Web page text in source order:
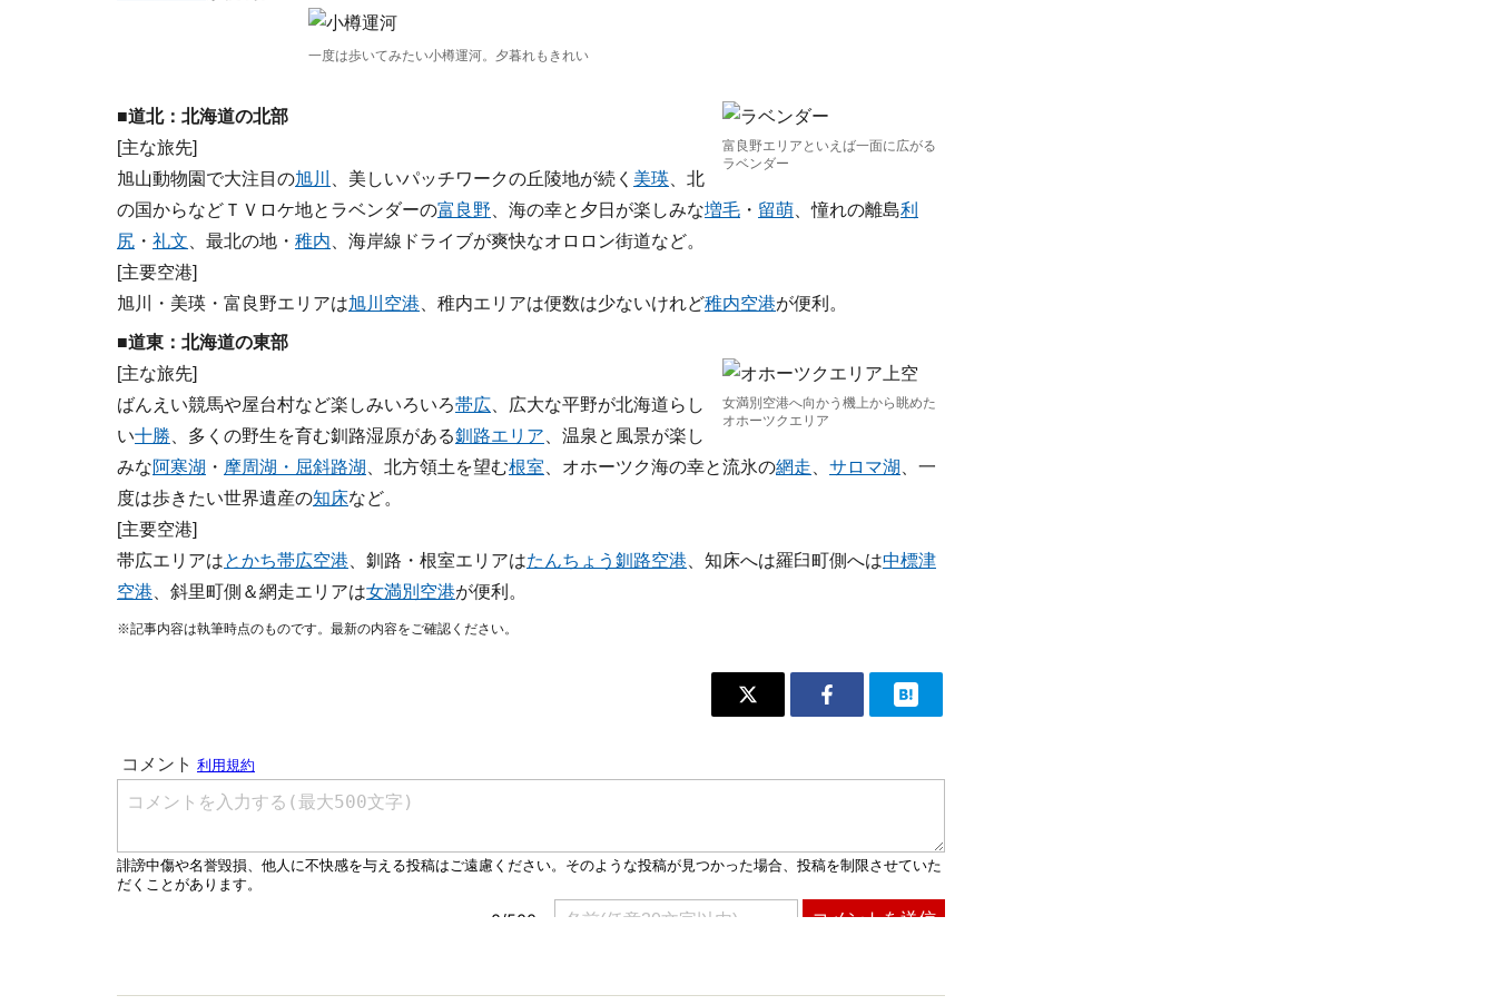
一度は歩いてみたい小樽運河。夕暮れもきれい
■道北：北海道の北部
富良野エリアといえば一面に広がる
ラベンダー
[主な旅先]
旭山動物園で大注目の旭川 、美しいパッチワークの丘陵地が続く 美瑛 、北
の国からなどＴＶロケ地とラベンダーの富良野 、海の幸と夕日が楽しみな増毛 ・ 留萌 、憧れの離島利
尻 ・ 礼文 、最北の地・ 稚内 、海岸線ドライブが爽快なオロロン街道など。
[主要空港]
旭川・美瑛・富良野エリアは旭川空港 、稚内エリアは便数は少ないけれど稚内空港が便利。
■道東：北海道の東部
女満別空港へ向かう機上から眺めた
オホーツクエリア
[主な旅先]
ばんえい競馬や屋台村など楽しみいろいろ帯広 、広大な平野が北海道らし
い十勝 、多くの野生を育む釧路湿原がある釧路エリア 、温泉と風景が楽し
みな阿寒湖 ・ 摩周湖・屈斜路湖 、北方領土を望む根室 、オホーツク海の幸と流氷の網走 サロマ湖
、一
度は歩きたい世界遺産の知床など。
[主要空港]
帯広エリアはとかち帯広空港 、釧路・根室エリアはたんちょう釧路空港 、知床へは羅臼町側へは中標津
空港 、斜里町側＆網走エリアは女満別空港が便利。
※記事内容は執筆時点のものです。最新の内容をご確認ください。